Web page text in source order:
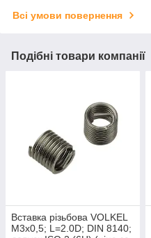
Всі умови повернення
Подібні товари компанії
Вставка різьбова VOLKEL
М3х0,5; L=2.0D; DIN 8140;